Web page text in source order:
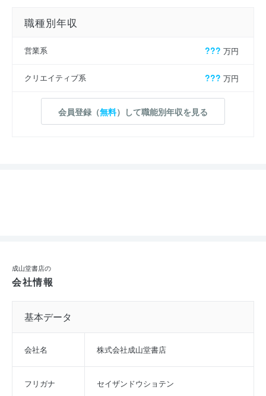
職種別年収
営業系 ??? 万円
クリエイティブ系 ??? 万円
会員登録（無料）して職能別年収を見る
成山堂書店の
会社情報
基本データ
会社名 株式会社成山堂書店
フリガナ セイザンドウショテン